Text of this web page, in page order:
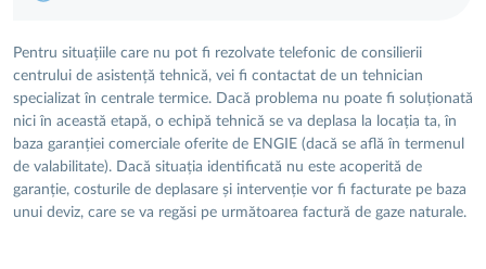
Pentru situațiile care nu pot fi rezolvate telefonic de consilierii
centrului de asistență tehnică, vei fi contactat de un tehnician
specializat în centrale termice. Dacă problema nu poate fi soluționată
nici în această etapă, o echipă tehnică se va deplasa la locația ta, în
baza garanției comerciale oferite de ENGIE (dacă se află în termenul
de valabilitate). Dacă situația identificată nu este acoperită de
garanție, costurile de deplasare și intervenție vor fi facturate pe baza
unui deviz, care se va regăsi pe următoarea factură de gaze naturale.